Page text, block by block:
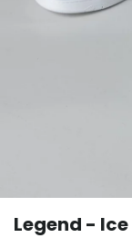
Legend - Ice